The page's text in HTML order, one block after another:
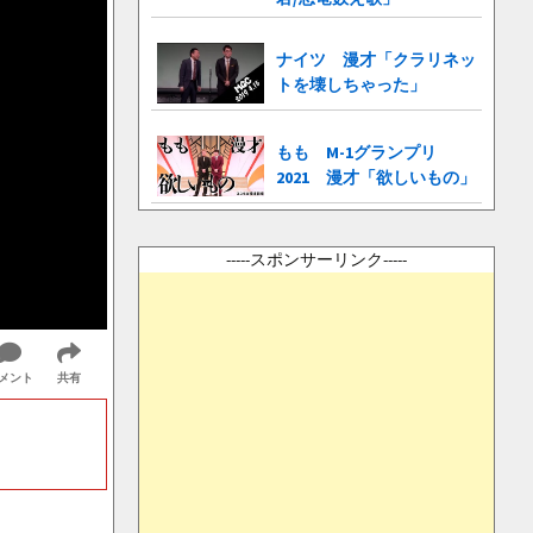
ント 共有
ナイツ 漫才「クラリネッ
トを壊しちゃった」
もも M-1グランプリ
2021 漫才「欲しいもの」
-----スポンサーリンク-----